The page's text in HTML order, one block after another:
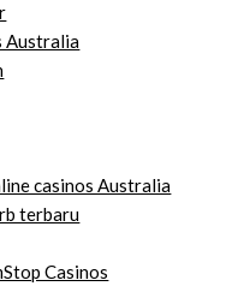
Australia
casinos Australia
terbaru
Casinos